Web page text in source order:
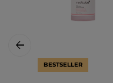
BESTSELLER